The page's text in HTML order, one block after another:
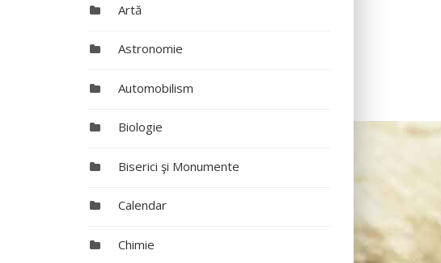
Artă
Astronomie
Automobilism
Biologie
Biserici şi Monumente
Calendar
Chimie